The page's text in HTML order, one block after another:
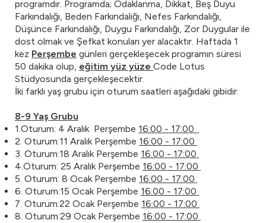
programdır. Programda; Odaklanma, Dikkat, Beş Duyu
Farkındalığı, Beden Farkındalığı, Nefes Farkındalığı,
Düşünce Farkındalığı, Duygu Farkındalığı, Zor Duygular ile
dost olmak ve Şefkat konuları yer alacaktır. Haftada 1
kez Perşembe günleri gerçekleşecek programın süresi
50 dakika olup, eğitim yüz yüze Code Lotus
Stüdyosunda gerçekleşecektir.
İki farklı yaş grubu için oturum saatleri aşağıdaki gibidir:
8-9 Yaş Grubu
1.Oturum: 4 Aralık Perşembe 16:00 - 17:00
2. Oturum:11 Aralık Perşembe 16:00 - 17:00
3. Oturum:18 Aralık Perşembe 16:00 - 17:00
4.Oturum: 25 Aralık Perşembe 16:00 - 17:00
5. Oturum: 8 Ocak Perşembe 16:00 - 17:00
6. Oturum:15 Ocak Perşembe 16:00 - 17:00
7. Oturum:22 Ocak Perşembe 16:00 - 17:00
8. Oturum:29 Ocak Perşembe 16:00 - 17:00